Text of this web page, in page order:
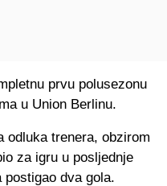
prvu polusezonu
u Union Berlinu.
odluka trenera, obzirom
za igru u posljednje
dva gola.